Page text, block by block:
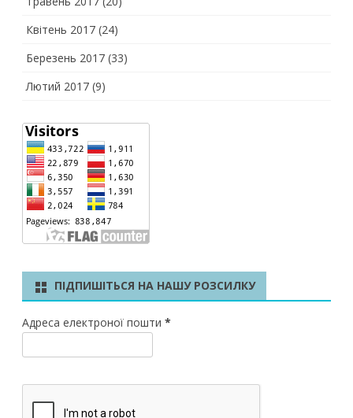
Квітень 2017 (24)
Березень 2017 (33)
Лютий 2017 (9)
ПІДПИШІТЬСЯ НА НАШУ РОЗСИЛКУ
Адреса електроної пошти *